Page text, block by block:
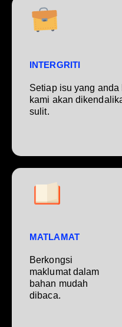
INTERGRITI
Setiap isu yang
kami akan
sulit.
MATLAMAT
Berkongsi
maklumat dalam
bahan mudah
dibaca.